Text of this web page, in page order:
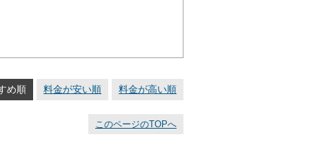
め順 料金が安い順 料金が高い順
このページのTOPへ